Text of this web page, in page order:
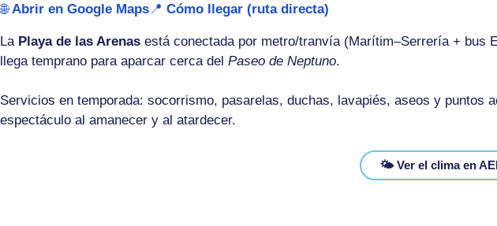
🌐Abrir en Google Maps📍 Cómo llegar (ruta directa)
La Playa de las Arenas está conectada por metro/tranvía (Marítim–Serrería + bus
llega temprano para aparcar cerca del Paseo de Neptuno.
Servicios en temporada: socorrismo, pasarelas, duchas, lavapiés, aseos y puntos
espectáculo al amanecer y al atardecer.
🌤️ Ver el clima en